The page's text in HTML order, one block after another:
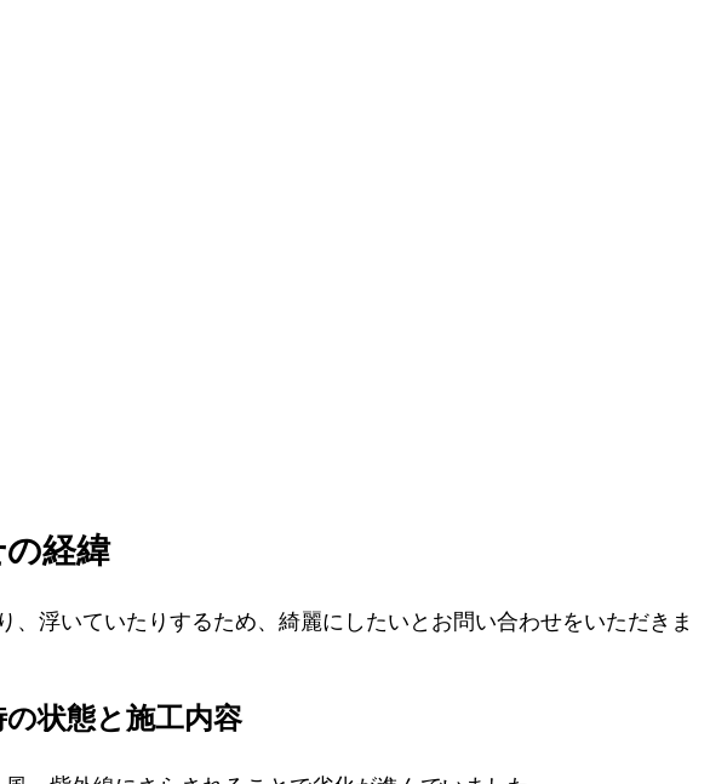
経緯
、浮いていたりするため、綺麗にしたいとお問い合わせをいただきま
状態と施工内容